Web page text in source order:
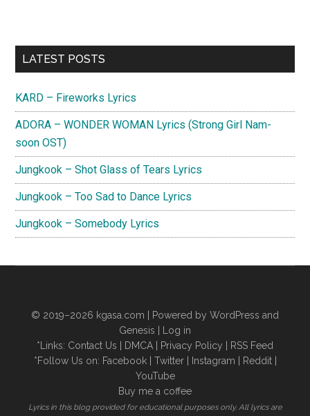
Primary
LATEST POSTS
KARD – Fireworks Lyrics
ADORA – WONDER WOMAN Lyrics (Strong Girl Nam-
soon OST)
Jungkook – Shot Glass of Tears Lyrics
Jungkook – Too Sad to Dance Lyrics
Jungkook – Somebody Lyrics
© 2019–2026 kgasa.com | Powered by WordPress and
Genesis |
Log in
*Links: Contact Us DMCA Privacy Policy
RSS Feed
*Follow Us on: Facebook| Twitter| Instagram Reddit|
YouTube
Buy me a coffee
Lyrics in this blog provided for educational purposes only. All lyrics are